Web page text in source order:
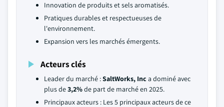
Innovation de produits et sels aromatisés.
Pratiques durables et respectueuses de
l'environnement.
Expansion vers les marchés émergents.
Acteurs clés
Leader du marché :SaltWorks, Inc a dominé avec
plus de3,2%de part de marché en 2025.
Principaux acteurs : Les 5 principaux acteurs de ce